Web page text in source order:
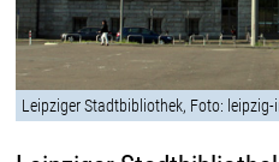
Leipziger Stadtbibliothek, Foto: leipzig-